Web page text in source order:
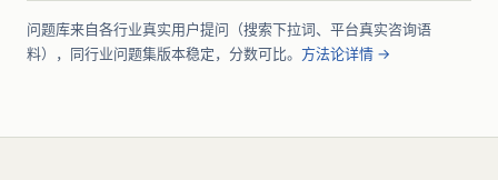
问题库来自各行业真实用户提问（搜索下拉词、平台真实咨询语
料），同行业问题集版本稳定，分数可比。 方法论详情 →